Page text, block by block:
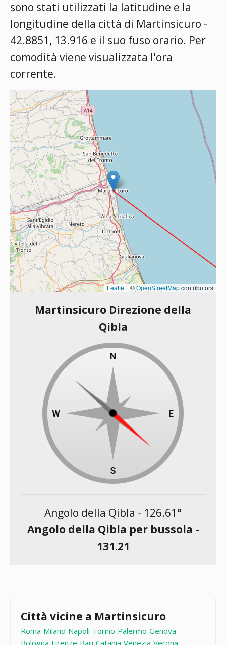
sono stati utilizzati la latitudine e la
longitudine della città di Martinsicuro -
42.8851, 13.916 e il suo fuso orario. Per
comodità viene visualizzata l'ora
corrente.
Leaflet | ©OpenStreetMapcontributors
Martinsicuro Direzione della
Qibla
Angolo della Qibla - 126.61°
Angolo della Qibla per bussola -
131.21
Città vicine a Martinsicuro
Roma Milano Napoli Torino Palermo Genova
Bologna Firenze Bari Catania Venezia Verona